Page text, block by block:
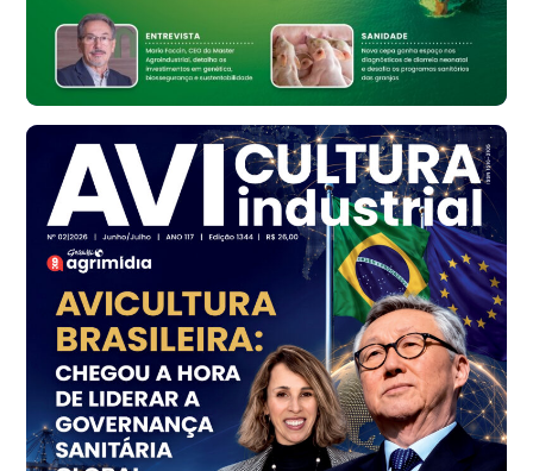
Bastos (SP)
R$ 148,56
cx
Frango - Indicador
R$ 7,16
kg
Frango - Indicador
SP
R$ 7,18
kg
Trigo Atacado - Regional
PR
R$ 1.414,46
t